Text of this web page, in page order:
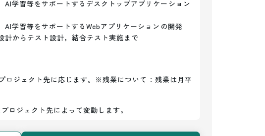
学習等をサポートするデスクトップアプリケーション
学習等をサポートするWebアプリケーションの開発
からテスト設計，結合テスト実施まで
ロジェクト先に応じます。※残業について：残業は月平
ロジェクト先によって変動します。